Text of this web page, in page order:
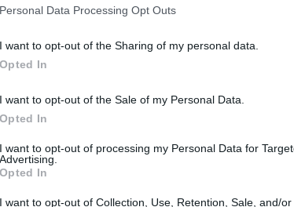
Personal Data Processing Opt Outs
I want to opt-out of the Sharing of my personal data.
Opted In
I want to opt-out of the Sale of my Personal Data.
Opted In
I want to opt-out of processing my Personal Data for
Advertising.
Opted In
I want to opt-out of Collection, Use, Retention, Sale, and/or
στο